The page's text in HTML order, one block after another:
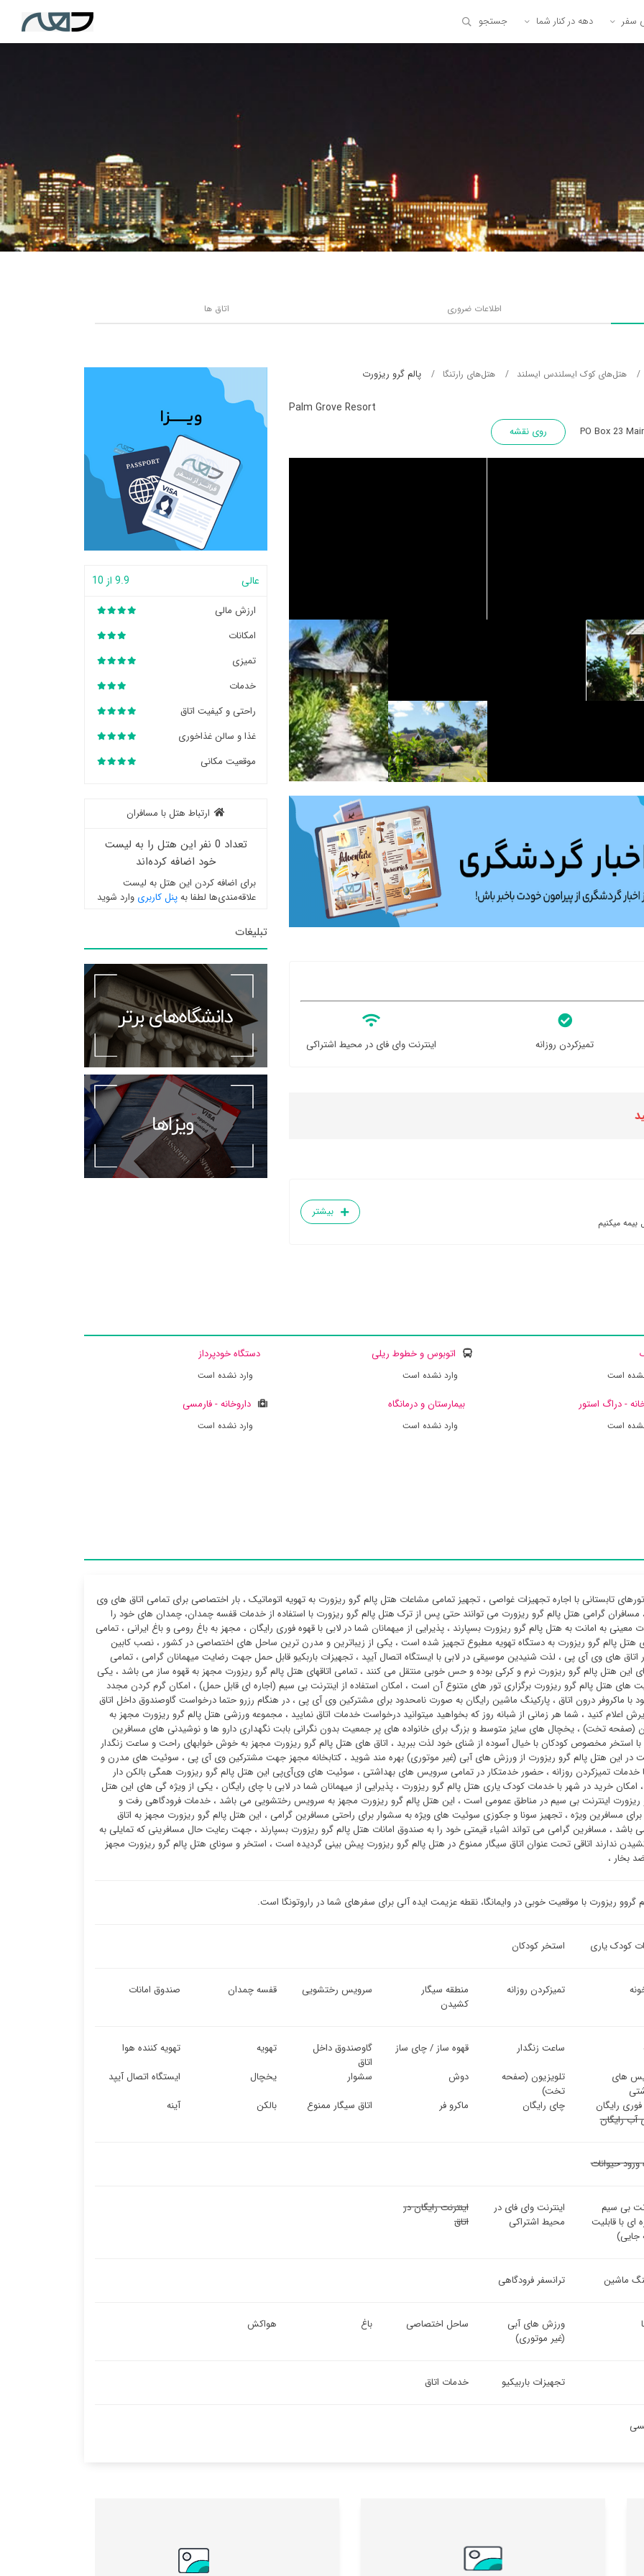
سفر دهه در کنار شما جستجو
اطلاعات ضروری اتاق ها
هتل‌های کوک ایسلندس ایسلند هتل‌های رارتنگا پالم گرو ریزورت
Palm Grove Resort
PO Box 23 روی نقشه
تمیزکردن روزانه اینترنت وای فای در محیط اشتراکی
میکنیم
بیشتر
عالی 9.9 از 10
ارزش مالی
امکانات
تمیزی
خدمات
راحتی و کیفیت اتاق
غذا و سالن غذاخوری
موقعیت مکانی
ارتباط هتل با مسافران
تعداد 0 نفر این هتل را به لیست
خود اضافه کرده‌اند
برای اضافه کردن این هتل به لیست
علاقه‌مندی‌ها لطفا بهپنل کاربری وارد شوید
تبلیغات
است
اتوبوس و خطوط ریلی
وارد نشده است
دستگاه خودپرداز
وارد نشده است
- دراگ استور
است
بیمارستان و درمانگاه
وارد نشده است
داروخانه - فارمسی
وارد نشده است
تابستانی با اجاره تجهیزات غواصی ، تجهیز تمامی مشاعات هتل پالم گرو ریزورت به تهویه اتوماتیک ، بار اختصاصی برای تمامی اتاق های وی
گرامی هتل پالم گرو ریزورت می توانند حتی پس از ترک هتل پالم گرو ریزورت با استفاده از خدمات قفسه چمدان، چمدان های خود را
معینی به امانت به هتل پالم گرو ریزورت بسپارند ، پذیرایی از میهمانان شما در لابی با قهوه فوری رایگان ، مجهز به باغ رومی و باغ ایرانی ، تمامی
هتل پالم گرو ریزورت به دستگاه تهویه مطبوع تجهیز شده است ، یکی از زیباترین و مدرن ترین ساحل های اختصاصی در کشور ، نصب کابین
های وی آی پی ، لذت شنیدین موسیقی در لابی با ایستگاه اتصال آیپد ، تجهیزات باربکیو قابل حمل جهت رضایت میهمانان گرامی ، تمامی
این هتل پالم گرو ریزورت نرم و کرکی بوده و حس خوبی منتقل می کنند ، تمامی اتاقهای هتل پالم گرو ریزورت مجهز به قهوه ساز می باشد ، یکی
های هتل پالم گرو ریزورت برگزاری تور های متنوع آن است ، امکان استفاده از اینترنت بی سیم (اجاره ای قابل حمل) ، امکان گرم کردن مجدد
با ماکروفر درون اتاق ، پارکینگ ماشین رایگان به صورت نامحدود برای مشترکین وی آی پی ، در هنگام رزرو حتما درخواست گاوصندوق داخل اتاق
اعلام کنید ، شما هر زمانی از شبانه روز که بخواهید میتوانید درخواست خدمات اتاق نمایید ، مجموعه ورزشی هتل پالم گرو ریزورت مجهز به
(صفحه تخت) ، یخچال های سایز متوسط و بزرگ برای خانواده های پر جمعیت بدون نگرانی بابت نگهداری دارو ها و نوشیدنی های مسافرین
با استخر مخصوص کودکان با خیال آسوده از شنای خود لذت ببرید ، اتاق های هتل پالم گرو ریزورت مجهز به خوش خوابهای راحت و ساعت زنگدار
در این هتل پالم گرو ریزورت از ورزش های آبی (غیر موتوری) بهره مند شوید ، کتابخانه مجهز جهت مشترکین وی آی پی ، سوئیت ‌های مدرن و
خدمات تمیزکردن روزانه ، حضور خدمتکار در تمامی سرویس های بهداشتی ، سوئیت ‌های وی‌آی‌پی این هتل پالم گرو ریزورت همگی بالکن دار
امکان خرید در شهر با خدمات کودک یاری هتل پالم گرو ریزورت ، پذیرایی از میهمانان شما در لابی با چای رایگان ، یکی از ویژه گی های این هتل
ریزورت اینترنت بی سیم در مناطق عمومی است ، این هتل پالم گرو ریزورت مجهز به سرویس رختشویی می باشد ، خدمات فرودگاهی رفت و
مسافرین ویژه ، تجهیز سونا و جکوزی سوئیت ‌های ویژه به سشوار برای راحتی مسافرین گرامی ، این هتل پالم گرو ریزورت مجهز به اتاق
باشد ، مسافرین گرامی می تواند اشیاء قیمتی خود را به صندوق امانات هتل پالم گرو ریزورت بسپارند ، جهت رعایت حال مسافرینی که تمایلی به
ندارند اتاقی تحت عنوان اتاق سیگار ممنوع در هتل پالم گرو ریزورت پیش بینی گردیده است ، استخر و سونای هتل پالم گرو ریزورت مجهز
بخار ،
گروو ریزورت با موقعیت خوبی در وایمانگا، نقطه عزیمت ایده آلی برای سفرهای شما در راروتونگا است.
کودک یاری استخر کودکان
تمیزکردن روزانه
منطقه سیگار
کشیدن
سرویس رختشویی قفسه چمدان صندوق امانات
ساعت زنگدار قهوه ساز / چای ساز
گاوصندوق داخل
اتاق
تهویه
تهویه کننده هوا
های
تلویزیون (صفحه
تخت)
دوش سشوار یخچال
ایستگاه اتصال آیپد
رایگان
چای رایگان ماکرو فر اتاق سیگار ممنوع بالکن
آینه
آب رایگان
ورود حیوانات
بی سیم
ای با قابلیت
جایی)
اینترنت وای فای در
محیط اشتراکی
اینترنت رایگان در
اتاق
ماشین ترانسفر فرودگاهی
ورزش های آبی
(غیر موتوری)
ساحل اختصاصی باغ هواکش
تجهیزات باربیکیو خدمات اتاق